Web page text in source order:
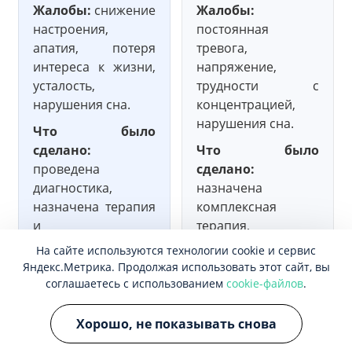
Жалобы: снижение
настроения,
апатия, потеря
интереса к жизни,
усталость,
нарушения сна.
Что было
сделано:
проведена
диагностика,
назначена терапия
и
психотерапевтическая
поддержка.
Результат:через
1,5–2 месяца
улучшилось
настроение,
Жалобы:
постоянная
тревога,
напряжение,
трудности с
концентрацией,
нарушения сна.
Что было
сделано:
назначена
комплексная
терапия,
включающая
медикаментозное
лечение и
психотерапию.
Результат:через
4–6 недель
На сайте используются технологии cookie и сервис
Яндекс.Метрика. Продолжая использовать этот сайт, вы
соглашаетесь с использованием cookie-файлов.
Хорошо, не показывать снова